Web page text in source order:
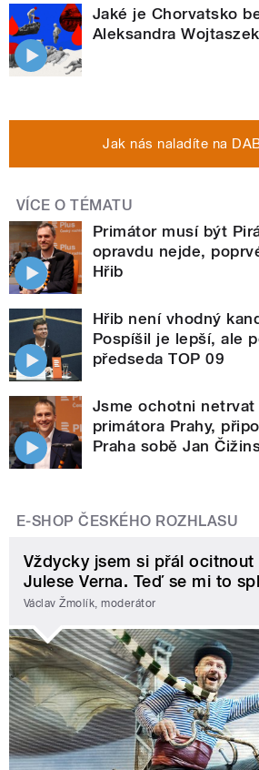
Jaké je Chorvatsko
Aleksandra
Jak nás naladíte na
VÍCE O TÉMATU
Primátor musí být
opravdu nejde,
Hřib
Hřib není vhodný
Pospíšil je lepší, ale
předseda TOP 09
Jsme ochotni netrvat
primátora Prahy,
Praha sobě Jan
E-SHOP ČESKÉHO ROZHLASU
Vždycky jsem si přál ocitnout
Julese Verna. Teď se mi to
Václav Žmolík, moderátor